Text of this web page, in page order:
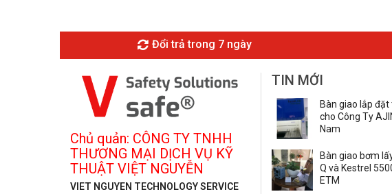
Đổi trả trong 7 ngày
Chủ quản: CÔNG TY TNHH
THƯƠNG MẠI DỊCH VỤ KỸ
THUẬT VIỆT NGUYỄN
VIET NGUYEN TECHNOLOGY SERVICE
TIN MỚI
Bàn giao lắp
cho Công Ty
Nam
Bàn giao bơm
Q và Kestrel
ETM